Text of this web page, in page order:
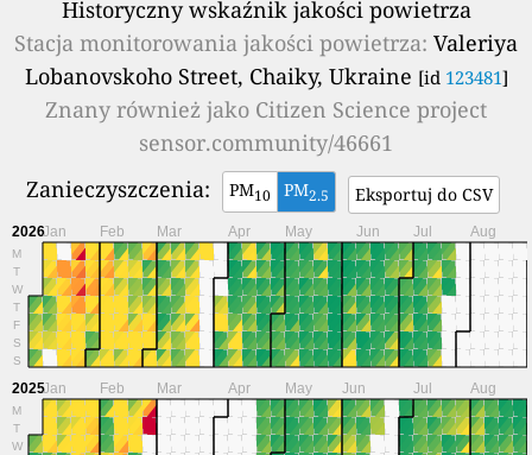
Historyczny wskaźnik jakości powietrza
Stacja monitorowania jakości powietrza: Valeriya
Lobanovskoho Street, Chaiky, Ukraine [id 123481]
Znany również jako Citizen Science project
sensor.community/46661
Zanieczyszczenia:
PM10 PM2.5 Eksportuj do CSV
2026
M
T
W
T
F
S
S
Jan Feb Mar Apr May Jun Jul Aug
2025
M
T
W
Jan Feb Mar Apr May Jun Jul Aug